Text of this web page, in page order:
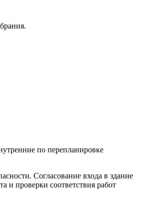
по перепланировке
Согласование входа в здание
проверки соответствия работ